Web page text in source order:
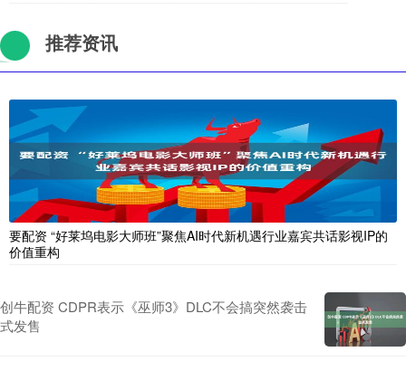
推荐资讯
要配资 “好莱坞电影大师班”聚焦AI时代新机遇行业嘉宾共话影视IP的
价值重构
创牛配资 CDPR表示《巫师3》DLC不会搞突然袭击
式发售